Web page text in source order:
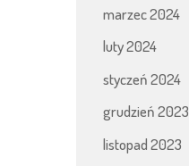
marzec 2024
luty 2024
styczeń 2024
grudzień 2023
listopad 2023